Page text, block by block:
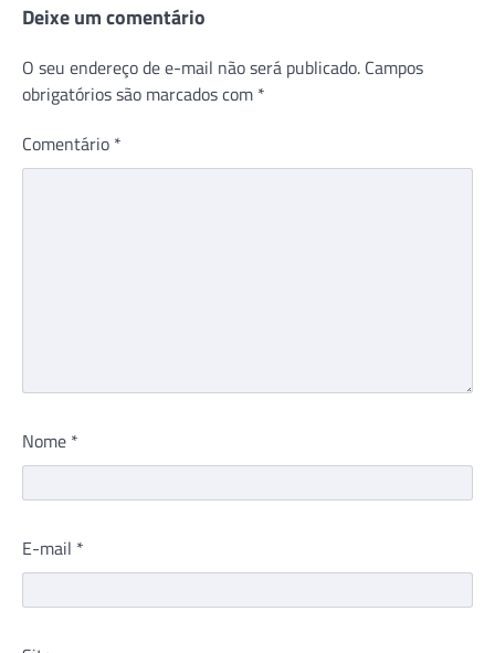
Deixe um comentário
O seu endereço de e-mail não será publicado. Campos
obrigatórios são marcados com *
Comentário *
Nome *
E-mail *